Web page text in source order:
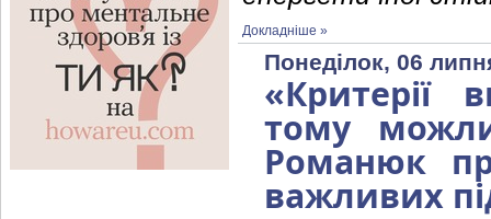
Докладніше »
Понеділок, 06
«Критерії
тому
Романюк
важливих